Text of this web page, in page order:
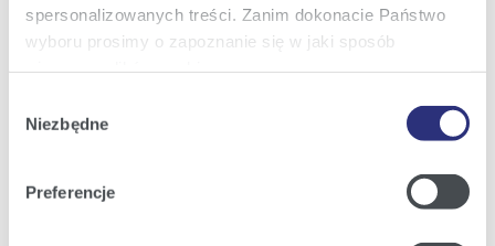
spersonalizowanych treści. Zanim dokonacie Państwo
wyboru prosimy o zapoznanie się w jaki sposób
Szczegółowe informacje na ten temat znajdziecie
Polityce
zgody
Niezbędne
Preferencje
Podmioty współpracujące
Obsługa i kontakt
Moja Enea